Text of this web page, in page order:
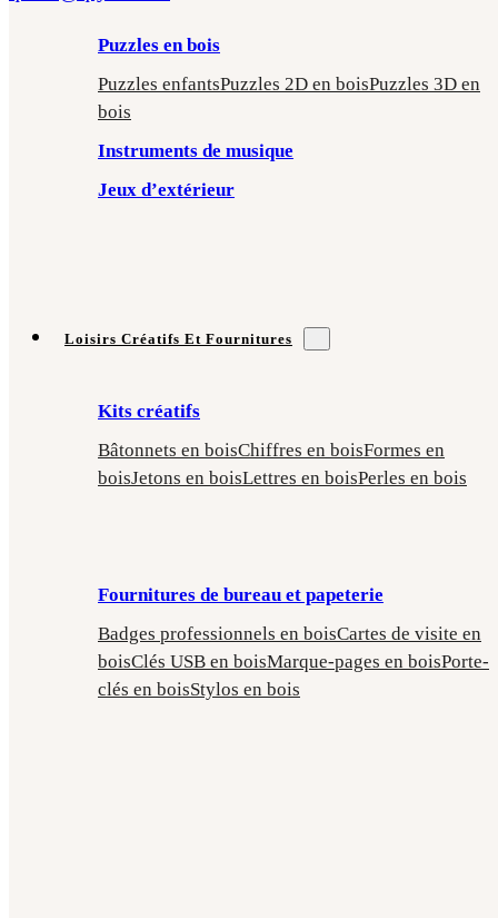
Puzzles en bois
Puzzles enfantsPuzzles 2D en boisPuzzles 3D en
bois
Instruments de musique
Jeux d’extérieur
Loisirs Créatifs Et Fournitures
Kits créatifs
Bâtonnets en boisChiffres en boisFormes en
boisJetons en boisLettres en boisPerles en bois
Fournitures de bureau et papeterie
Badges professionnels en boisCartes de visite en
boisClés USB en boisMarque-pages en boisPorte-
clés en boisStylos en bois